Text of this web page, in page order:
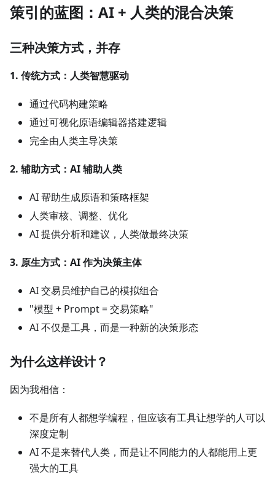
策引的蓝图：AI + 人类的混合决策
三种决策方式，并存
1. 传统方式：人类智慧驱动
通过代码构建策略
通过可视化原语编辑器搭建逻辑
完全由人类主导决策
2. 辅助方式：AI 辅助人类
AI 帮助生成原语和策略框架
人类审核、调整、优化
AI 提供分析和建议，人类做最终决策
3. 原生方式：AI 作为决策主体
AI 交易员维护自己的模拟组合
"模型 + Prompt = 交易策略"
AI 不仅是工具，而是一种新的决策形态
为什么这样设计？
因为我相信：
不是所有人都想学编程，但应该有工具让想学的人可以
深度定制
AI 不是来替代人类，而是让不同能力的人都能用上更
强大的工具